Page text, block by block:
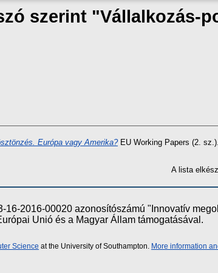
szerint "Vállalkozás-
Európa vagy Amerika?EU Working Papers (2.
A lista
2016-00020 azonosítószámú "Innovatív
Unió és a Magyar Állam támogatásával.
Science at the University of Southampton. More information